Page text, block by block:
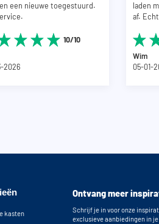
een nieuwe toegestuurd.
10/10
2026
laden
af.
Wim
05-01-
kasten
Ontvang meer
Schrijf je in voor onze
exclusieve aanbiedingen in je